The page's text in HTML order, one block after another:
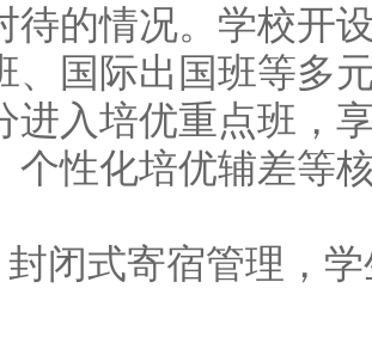
待的情况。学校开
、国际出国班等多
进入培优重点班，
个性化培优辅差等
封闭式寄宿管理，